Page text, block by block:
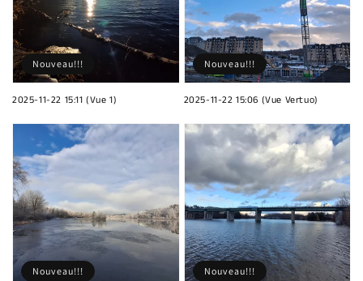
2025-11-22 15:11 (Vue 1)
Nouveau!!!
2025-11-22 15:06 (Vue Vertuo)
Nouveau!!!
Nouveau!!! Nouveau!!!